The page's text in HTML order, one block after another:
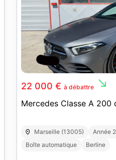
22 000 € à débattre south_east
Mercedes Classe A 200
Marseille (13005) Année
Boîte automatique
Berline